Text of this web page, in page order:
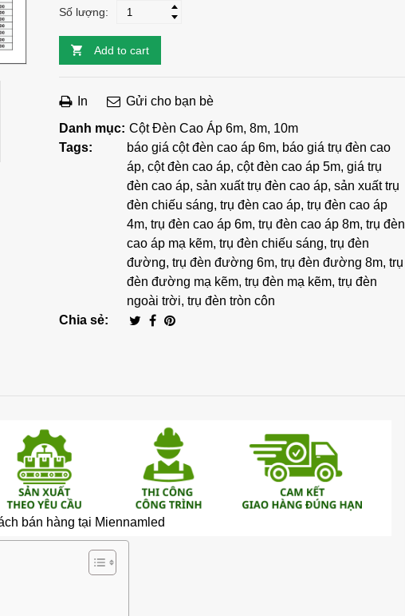
Số lượng:
Add to cart
In
Gửi cho bạn bè
Danh mục: Cột Đèn Cao Áp 6m, 8m, 10m
Tags:
báo giá cột đèn cao áp 6m, báo giá trụ đèn cao
áp, cột đèn cao áp, cột đèn cao áp 5m, giá trụ
đèn cao áp, sản xuất trụ đèn cao áp, sản xuất trụ
đèn chiếu sáng, trụ đèn cao áp, trụ đèn cao áp
4m, trụ đèn cao áp 6m, trụ đèn cao áp 8m, trụ đèn
cao áp mạ kẽm, trụ đèn chiếu sáng, trụ đèn
đường, trụ đèn đường 6m, trụ đèn đường 8m, trụ
đèn đường mạ kẽm, trụ đèn mạ kẽm, trụ đèn
ngoài trời, trụ đèn tròn côn
Chia sẻ:
bán hàng tại Miennamled